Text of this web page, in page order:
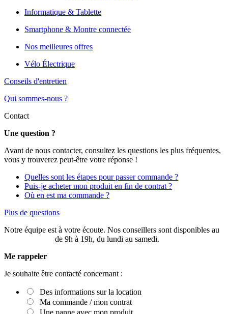
Informatique & Tablette
Smartphone & Montre connectée
Nos meilleures offres
Vélo Électrique
Conseils d'entretien
Qui sommes-nous ?
Contact
Une question ?
Avant de nous contacter, consultez les questions les plus fréquentes,
vous y trouverez peut-être votre réponse !
Quelles sont les étapes pour passer commande ?
Puis-je acheter mon produit en fin de contrat ?
Où en est ma commande ?
Plus de questions
Notre équipe est à votre écoute. Nos conseillers sont disponibles au
de 9h à 19h, du lundi au samedi.
Me rappeler
Je souhaite être contacté concernant :
Des informations sur la location
Ma commande / mon contrat